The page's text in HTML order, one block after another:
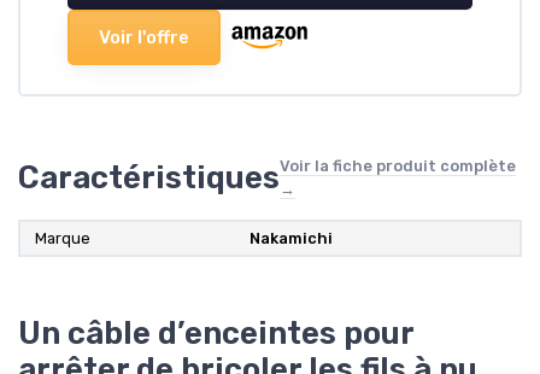
Voir l'offre
CaractéristiquesVoir la fiche produit complète
→
Marque Nakamichi
Un câble d’enceintes pour